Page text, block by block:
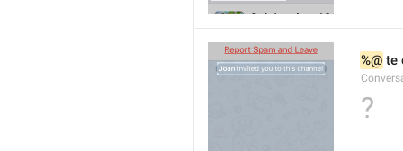
%@ te
?